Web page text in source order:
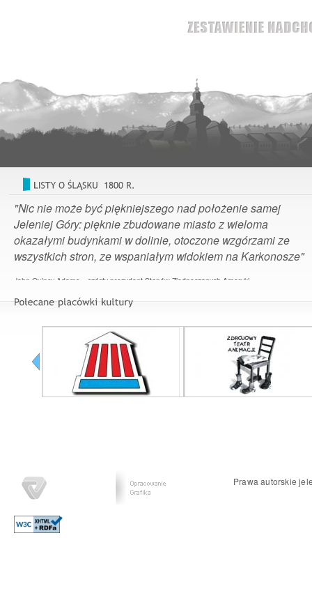
"Nic nie może być piękniejszego nad położenie samej
Jeleniej Góry: pięknie zbudowane miasto z wieloma
okazałymi budynkami w dolinie, otoczone wzgórzami ze
wszystkich stron, ze wspaniałym widokiem na Karkonosze"
John Quincy Adams – szósty prezydent Stanów Zjednoczonych Ameryki
Prawa autorskie